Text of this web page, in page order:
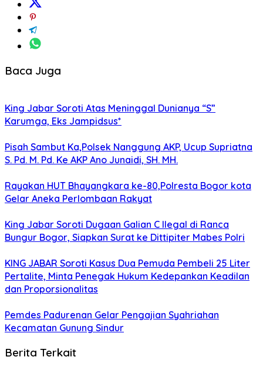
Baca Juga
King Jabar Soroti Atas Meninggal Dunianya “S”
Karumga, Eks Jampidsus*
Pisah Sambut Ka,Polsek Nanggung AKP, Ucup Supriatna
S. Pd. M. Pd. Ke AKP Ano Junaidi, SH. MH.
Rayakan HUT Bhayangkara ke-80,Polresta Bogor kota
Gelar Aneka Perlombaan Rakyat
King Jabar Soroti Dugaan Galian C Ilegal di Ranca
Bungur Bogor, Siapkan Surat ke Dittipiter Mabes Polri
KING JABAR Soroti Kasus Dua Pemuda Pembeli 25 Liter
Pertalite, Minta Penegak Hukum Kedepankan Keadilan
dan Proporsionalitas
Pemdes Padurenan Gelar Pengajian Syahriahan
Kecamatan Gunung Sindur
Berita Terkait